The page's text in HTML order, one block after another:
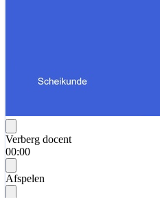
Verberg docent
00:00
Afspelen